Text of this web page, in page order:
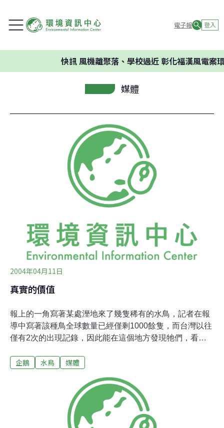
電子報 登入
快訊風機離聚落、學校過近 彰化福漢風電案環
媒體
2004年04月11日
真實的價值
報上的一角寫著某處溼地來了幾隻稀有的水鳥，記者在報
導中寫著該種鳥全球數量已經僅剩1000餘隻，而台灣以往
僅有2次的出現記錄，因此能在這個地方發現牠們，看起
的漁港，白鷺鷥取代了海鷗在海港裡飛翔，而當地的導覽
鷥是淡水的鳥，會來沾海水是不得了的事情，畫面一轉，
鏡頭裡儼然是隻黑色型的岩鷺，而後頭配音的記者說連夜
鷺也來插一腳，結果卻被白鷺鷥們給排擠了呢，他也很興
奮地這麼說著。對於大多數人而言，這些新聞通常只是一
企鵝 水鳥 媒體